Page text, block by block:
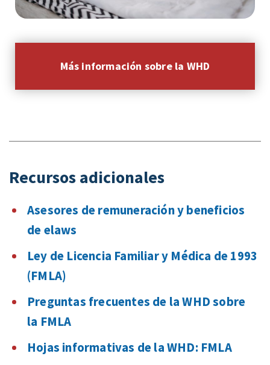
Más información sobre la WHD
Recursos adicionales
Asesores de remuneración y beneficios
de elaws
Ley de Licencia Familiar y Médica de 1993
(FMLA)
Preguntas frecuentes de la WHD sobre
la FMLA
Hojas informativas de la WHD: FMLA